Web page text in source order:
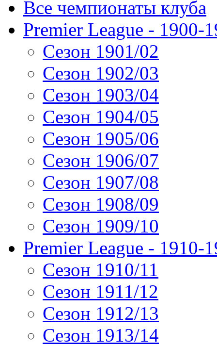
Все чемпионаты клуба
Premier League - 1900-
Сезон 1901/02
Сезон 1902/03
Сезон 1903/04
Сезон 1904/05
Сезон 1905/06
Сезон 1906/07
Сезон 1907/08
Сезон 1908/09
Сезон 1909/10
Premier League - 1910-
Сезон 1910/11
Сезон 1911/12
Сезон 1912/13
Сезон 1913/14